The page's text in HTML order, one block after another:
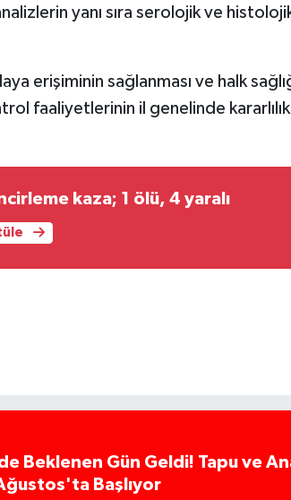
yanı sıra serolojik ve
erişiminin sağlanması ve halk
faaliyetlerinin il genelinde
kaza; 1 ölü, 4 yaralı
Beklenen Gün Geldi! Tapu ve
Başlıyor